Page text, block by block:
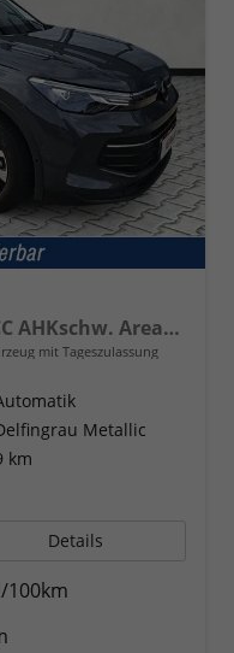
1.5 eTSI 110 kW Life DSG ACC AHKschw. AreaView
mit Tageszulassung
Metallic
km
Details
100km